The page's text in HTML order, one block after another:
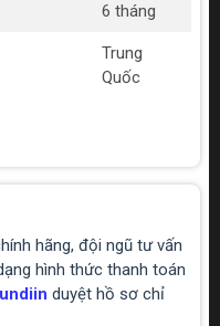
6 tháng
Trung
Quốc
hãng, đội ngũ tư vấn
hình thức thanh toán
duyệt hồ sơ chỉ